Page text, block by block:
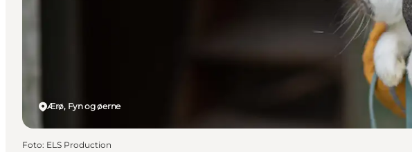
Ærø, Fyn og øerne
Foto: ELS Production